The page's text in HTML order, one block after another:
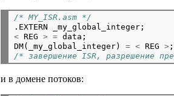
/* MY_ISR.asm */
.EXTERN _my_global_integer;
< REG > = data;
DM(_my_global_integer) = < REG > ;
/* завершение ISR, разрешение
и в домене потоков: